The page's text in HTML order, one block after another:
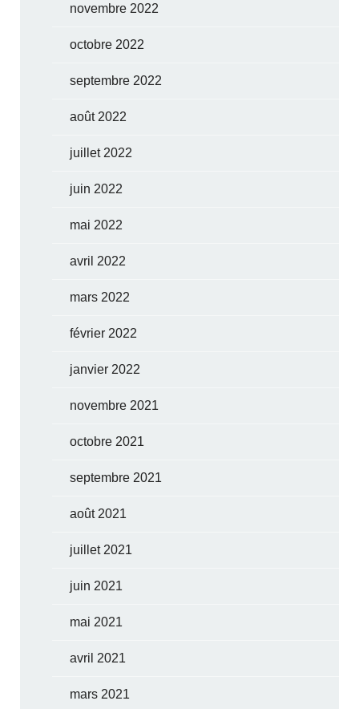
novembre 2022
octobre 2022
septembre 2022
août 2022
juillet 2022
juin 2022
mai 2022
avril 2022
mars 2022
février 2022
janvier 2022
novembre 2021
octobre 2021
septembre 2021
août 2021
juillet 2021
juin 2021
mai 2021
avril 2021
mars 2021